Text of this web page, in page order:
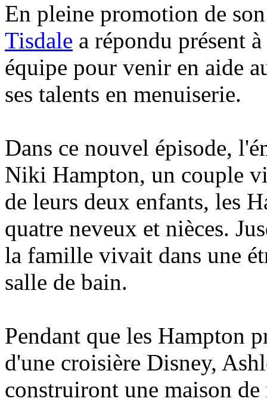
En pleine promotion de
Tisdale a répondu présent
équipe pour venir en aide
ses talents en menuiserie.
Dans ce nouvel épisode,
Niki Hampton, un couple
de leurs deux enfants, les
quatre neveux et nièces.
la famille vivait dans une
salle de bain.
Pendant que les Hampton
d'une croisière Disney,
construiront une maison de